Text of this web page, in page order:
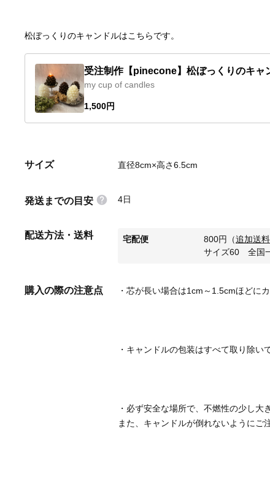
松ぼっくりのキャンドルはこちらです。
受注制作【pinecone】松ぼっくりのキャ
my cup of candles
1,500円
サイズ 直径8cm×高さ6.5cm
発送までの目安 4日
配送方法・送料 宅配便 800円 （追加送料
サイズ60 全国
購入の際の注意点
・必ず安全な場所で、不燃性の少し大